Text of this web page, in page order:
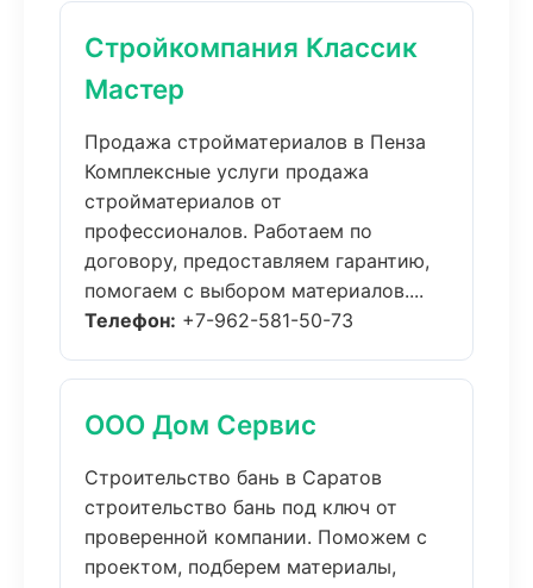
Стройкомпания Классик
Мастер
Продажа стройматериалов в Пенза
Комплексные услуги продажа
стройматериалов от
профессионалов. Работаем по
договору, предоставляем гарантию,
помогаем с выбором материалов....
Телефон: +7-962-581-50-73
ООО Дом Сервис
Строительство бань в Саратов
строительство бань под ключ от
проверенной компании. Поможем с
проектом, подберем материалы,